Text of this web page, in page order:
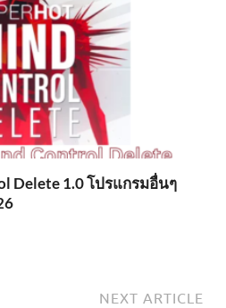
Delete 1.0 โปรแกรมอื่นๆ
NEXT ARTICLE